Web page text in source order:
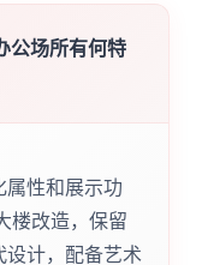
公场所有何特
性和展示功
楼改造，保留
计，配备艺术